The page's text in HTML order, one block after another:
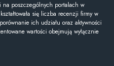
poszczególnych portalach w
się liczba recenzji firmy w
ich udziału oraz aktywności
wartości obejmują wyłącznie